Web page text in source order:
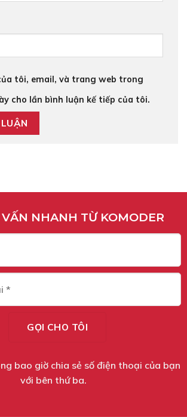
tôi, email, và trang web trong
cho lần bình luận kế tiếp của tôi.
NHANH TỪ KOMODER
bao giờ chia sẻ số điện thoại của bạn
với bên thứ ba.